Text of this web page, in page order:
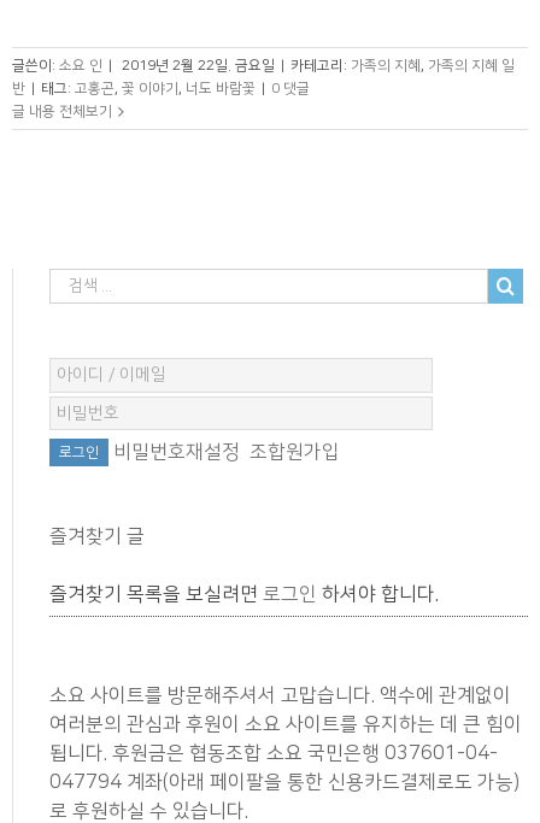
글쓴이: 소요 인 | 2019년 2월 22일. 금요일 | 카테고리: 가족의 지혜
가족의 지혜 일
반 | 태그: 고홍곤 꽃 이야기 너도 바람꽃 | 0 댓글
글 내용 전체보기
비밀번호재설정 조합원가입
즐겨찾기 글
즐겨찾기 목록을 보실려면 로그인 하셔야 합니다.
소요 사이트를 방문해주셔서 고맙습니다. 액수에 관계없이
여러분의 관심과 후원이 소요 사이트를 유지하는 데 큰 힘이
됩니다. 후원금은 협동조합 소요 국민은행 037601-04-
047794 계좌(아래 페이팔을 통한 신용카드결제로도 가능)
로 후원하실 수 있습니다.